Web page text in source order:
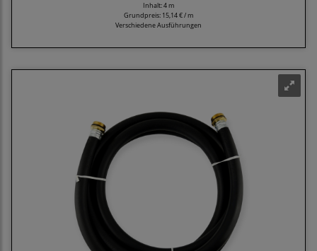
Inhalt: 4 m
Grundpreis: 15,14 € / m
Verschiedene Ausführungen